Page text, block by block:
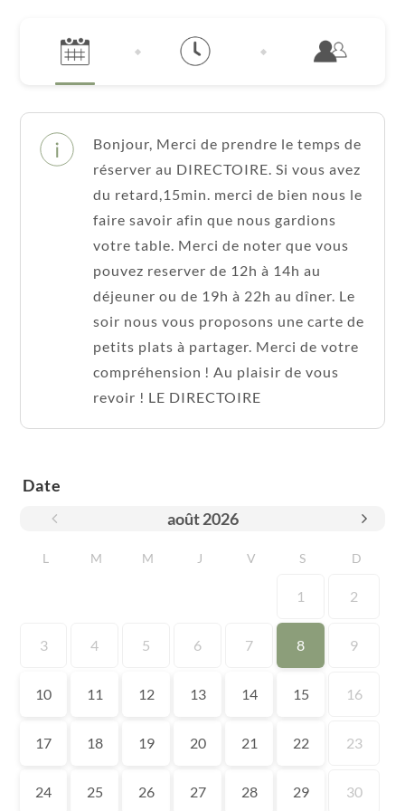
Bonjour, Merci de prendre le temps de
réserver au DIRECTOIRE. Si vous avez
du retard,15min. merci de bien nous le
faire savoir afin que nous gardions
votre table. Merci de noter que vous
pouvez reserver de 12h à 14h au
déjeuner ou de 19h à 22h au dîner. Le
soir nous vous proposons une carte de
petits plats à partager. Merci de votre
compréhension ! Au plaisir de vous
revoir ! LE DIRECTOIRE
Date
août 2026
L M M J V S D
1 2
3 4 5 6 7 8 9
10 11 12 13 14 15 16
17 18 19 20 21 22 23
24 25 26 27 28 29 30